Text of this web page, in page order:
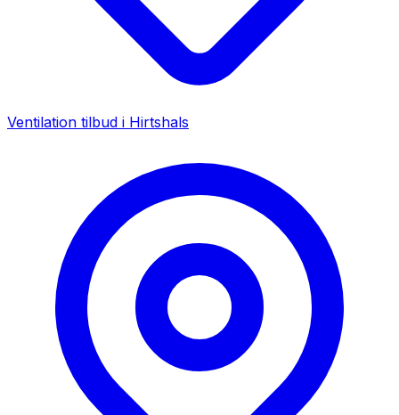
Ventilation tilbud i Hirtshals